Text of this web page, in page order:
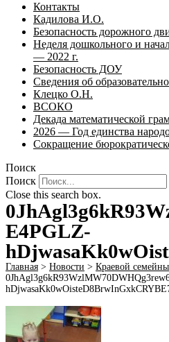
Контакты
Кадилова И.О.
Безопасность дорожного
Неделя дошкольного и
— 2022 г.
Безопасность ДОУ
Сведения об
Клецко О.Н.
ВСОКО
Декада математической
2026 — Год единства
Сокращение
Поиск
Поиск
Close this search box.
E4PGLZ-
Главная > Новости > Краевой